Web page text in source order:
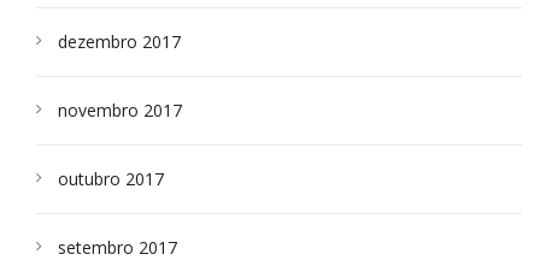
dezembro 2017
novembro 2017
outubro 2017
setembro 2017